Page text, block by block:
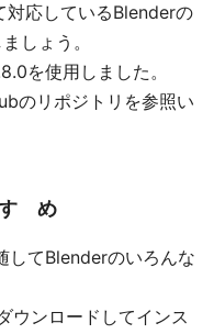
応しているBlenderの
しょう。
を使用しました。
のリポジトリを参照い
ゝめ
してBlenderのいろんな
ウンロードしてインス